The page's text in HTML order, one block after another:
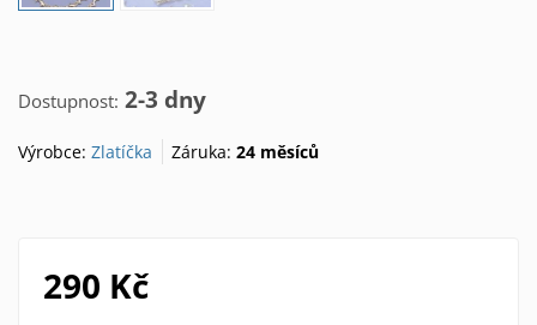
Dostupnost: 2-3 dny
Výrobce: Zlatíčka Záruka:24 měsíců
290 Kč